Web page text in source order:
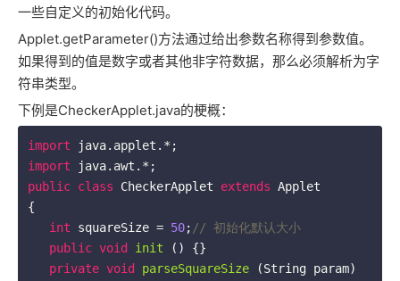
一些自定义的初始化代码。
Applet.getParameter()方法通过给出参数名称得到参数值。
如果得到的值是数字或者其他非字符数据，那么必须解析为字
符串类型。
下例是CheckerApplet.java的梗概：
import
import
public class CheckerApplet extends Applet
{
int squareSize = 50; // 初始化默认大小
public void init ()
{}
private void parseSquareSize
(String param)